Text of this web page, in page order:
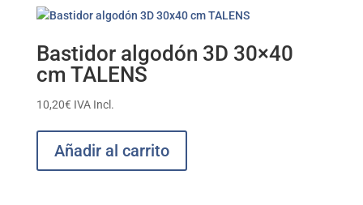
Bastidor algodón 3D 30×40
cm TALENS
10,20€ IVA Incl.
Añadir al carrito